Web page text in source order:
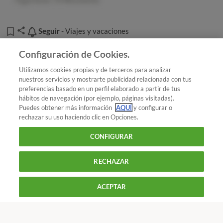
fin a este tipo de desigualdad de regulación de un mismo
de forma conjunta o independiente de otros servicios
turísticos.
Seguir
Seguir- Viajes y vacaciones
Añadir OCU en tus fuentes favoritas de Google
¿Quieres recibir nuestra Newsletter? Crea una cuenta
Consumo y familia : Viajes y vacaciones
Tasas
aeroportuarias ¿pueden reclamarlas?
De L a J de 9 a 18 h y V de 9 a 14 h
Configuración de Cookies.
Utilizamos cookies propias y de terceros para analizar
nuestros servicios y mostrarte publicidad relacionada con tus
preferencias basado en un perfil elaborado a partir de tus
hábitos de navegación (por ejemplo, páginas visitadas).
Puedes obtener más información AQUÍy configurar o
rechazar su uso haciendo clic en Opciones.
CONFIGURAR
RECHAZAR
ACEPTAR